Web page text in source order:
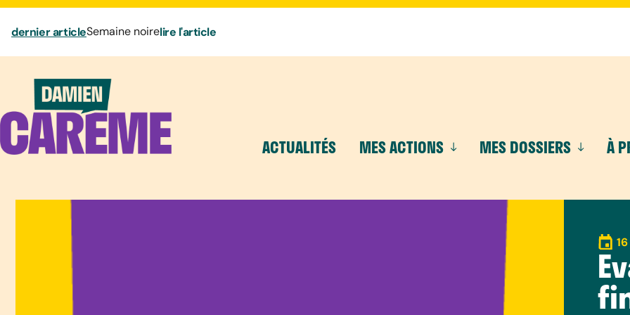
dernier articleSemaine noirelire l'article
ACTUALITÉS MES ACTIONS MES DOSSIERS À